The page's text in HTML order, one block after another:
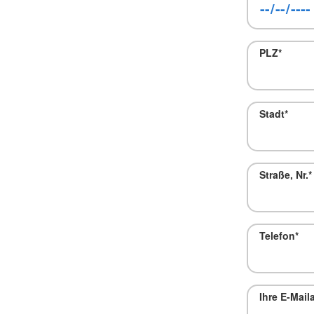
PLZ*
Stadt*
Straße, Nr.*
Telefon*
Ihre E-